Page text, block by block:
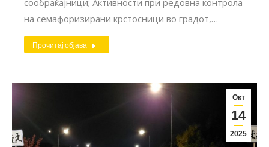
на семафоризирани крстосници во градот,…
Прочитај објава
Окт
14
2025